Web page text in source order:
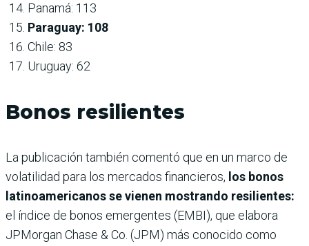
Panamá: 113
Paraguay: 108
Chile: 83
Uruguay: 62
Bonos resilientes
La publicación también comentó que en un marco de
volatilidad para los mercados financieros, los bonos
latinoamericanos se vienen mostrando resilientes:
el índice de bonos emergentes (EMBI), que elabora
JPMorgan Chase & Co. (JPM) más conocido como